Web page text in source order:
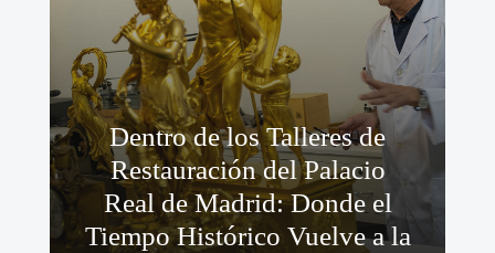
Dentro de los Talleres de
Restauración del Palacio
Real de Madrid: Donde el
Tiempo Histórico Vuelve a la